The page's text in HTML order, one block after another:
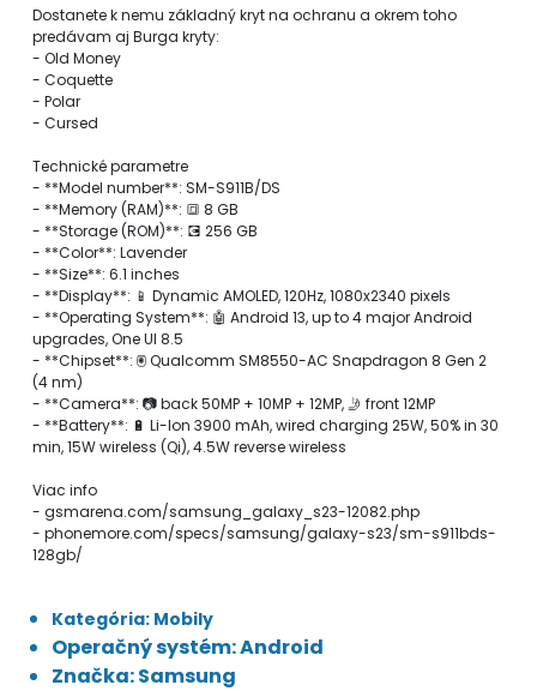
Dostanete k nemu základný kryt na ochranu a okrem toho
predávam aj Burga kryty:
- Old Money
- Coquette
- Polar
- Cursed
Technické parametre
- **Model number**: SM-S911B/DS
- **Memory (RAM)**: 🔳 8 GB
- **Storage (ROM)**: 💽 256 GB
- **Color**: Lavender
- **Size**: 6.1 inches
- **Display**: 📱 Dynamic AMOLED, 120Hz, 1080x2340 pixels
- **Operating System**: 🤖 Android 13, up to 4 major Android
upgrades, One UI 8.5
- **Chipset**: 🖲️ Qualcomm SM8550-AC Snapdragon 8 Gen 2
(4 nm)
- **Camera**: 📷 back 50MP + 10MP + 12MP, 🤳 front 12MP
- **Battery**: 🔋 Li-Ion 3900 mAh, wired charging 25W, 50% in 30
min, 15W wireless (Qi), 4.5W reverse wireless
Viac info
- gsmarena.com/samsung_galaxy_s23-12082.php
- phonemore.com/specs/samsung/galaxy-s23/sm-s911bds-
128gb/
Kategória: Mobily
Operačný systém: Android
Značka: Samsung